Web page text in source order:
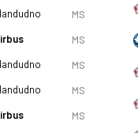
MS
MS
MS
MS
MS